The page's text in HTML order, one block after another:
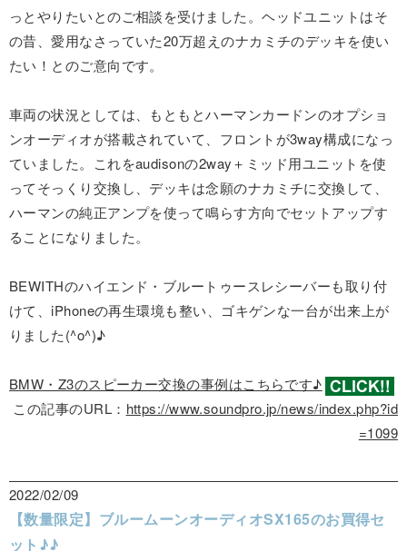
っとやりたいとのご相談を受けました。ヘッドユニットはそ
の昔、愛用なさっていた20万超えのナカミチのデッキを使い
たい！とのご意向です。
車両の状況としては、もともとハーマンカードンのオプショ
ンオーディオが搭載されていて、フロントが3way構成になっ
ていました。これをaudisonの2way＋ミッド用ユニットを使
ってそっくり交換し、デッキは念願のナカミチに交換して、
ハーマンの純正アンプを使って鳴らす方向でセットアップす
ることになりました。
BEWITHのハイエンド・ブルートゥースレシーバーも取り付
けて、iPhoneの再生環境も整い、ゴキゲンな一台が出来上が
りました(^o^)♪
BMW・Z3のスピーカー交換の事例はこちらです♪
この記事のURL： https://www.soundpro.jp/news/index.php?id
=1099
2022/02/09
【数量限定】ブルームーンオーディオSX165のお買得セ
ット♪♪